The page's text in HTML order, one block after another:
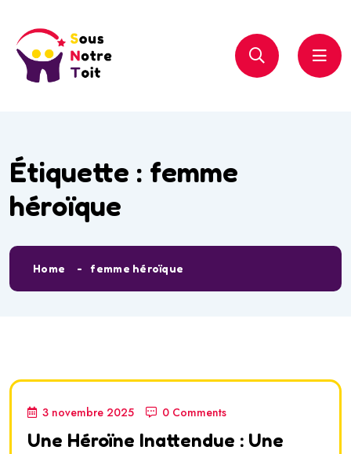
Étiquette : femme
héroïque
Home femme héroïque
3 novembre 2025 0 Comments
Une Héroïne Inattendue : Une